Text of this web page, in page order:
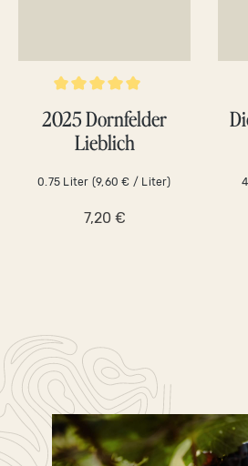
Durchschnittliche Bewertung von 5
2025 Dornfelder
Lieblich
0.75 Liter (9,60 € / Liter)
7,20 €